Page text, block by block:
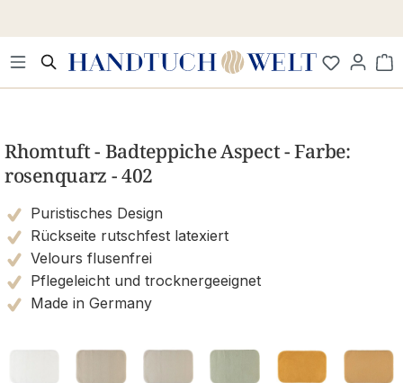
Rhomtuft - Badteppiche Aspect - Farbe:
rosenquarz - 402
Puristisches Design
Rückseite rutschfest latexiert
Velours flusenfrei
Pflegeleicht und trocknergeeignet
Made in Germany